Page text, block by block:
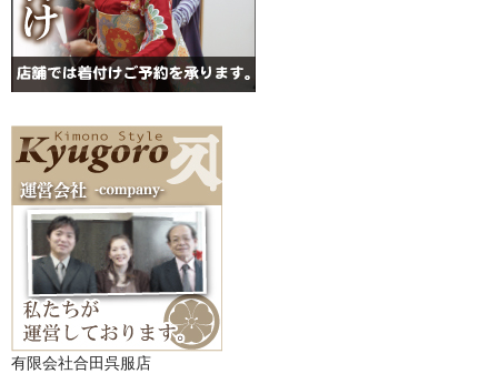
有限会社合田呉服店